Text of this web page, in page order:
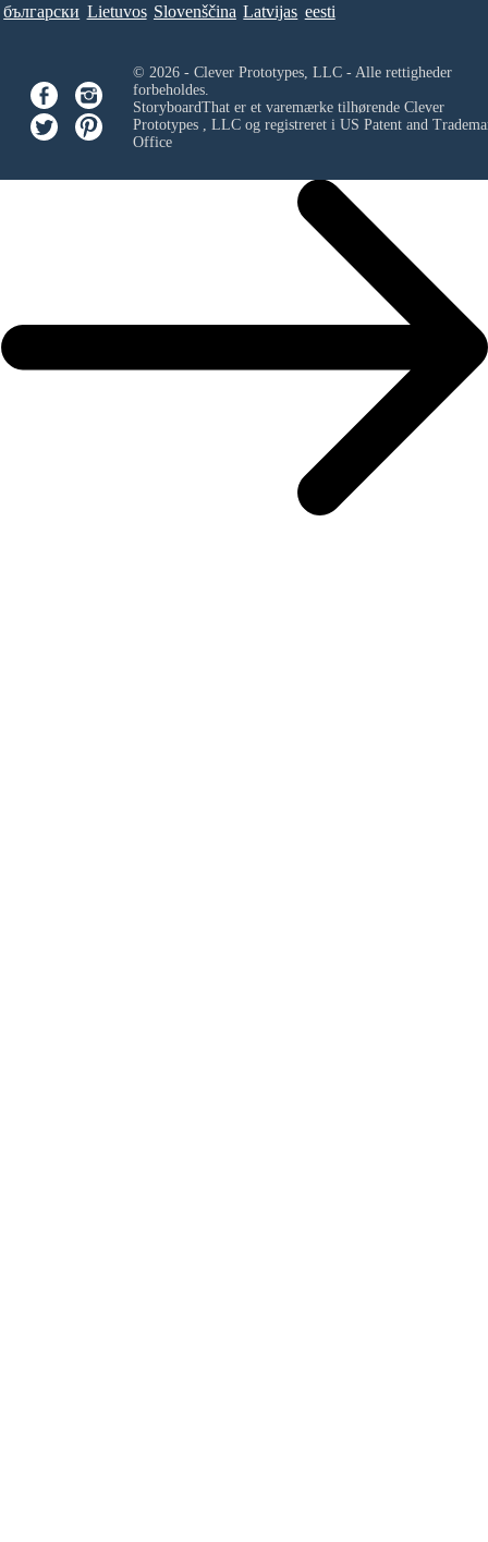
български Lietuvos Slovenščina Latvijas eesti
© 2026 - Clever Prototypes, LLC - Alle rettigheder
forbeholdes.
StoryboardThat er et varemærke tilhørende Clever
Prototypes , LLCog registreret i US Patent and
Office